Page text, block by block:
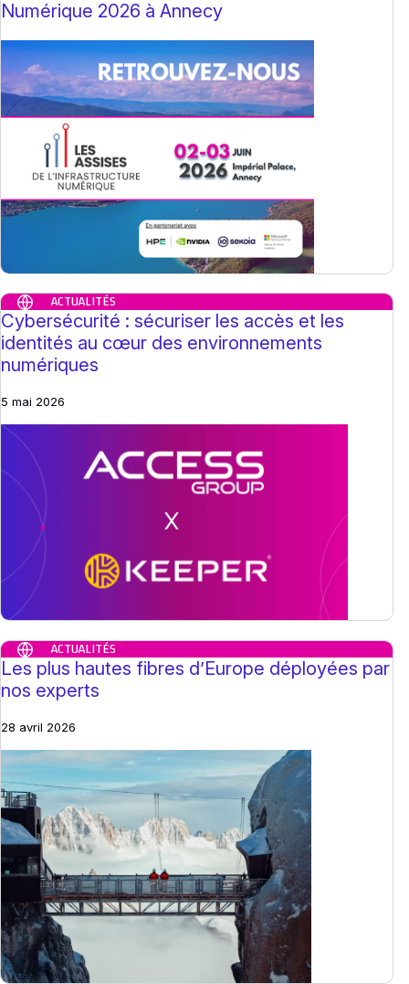
Numérique 2026 à Annecy
ACTUALITÉS
Cybersécurité : sécuriser les accès et les
identités au cœur des environnements
numériques
5 mai 2026
ACTUALITÉS
Les plus hautes fibres d’Europe déployées par
nos experts
28 avril 2026